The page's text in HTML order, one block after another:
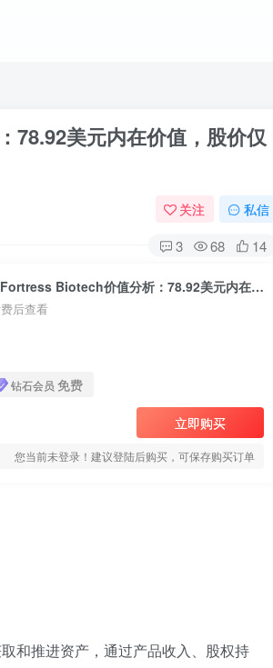
78.92美元内在价值，股价仅
关注 私信
3 68 14
「Fortress Biotech」Fortress Biotech价值分析：78.92美元内在价值，股价仅2.13美元，投资机会？
后查看
钻石会员 免费
立即购买
您当前未登录！建议登陆后购买，可保存购买订单
和推进资产，通过产品收入、股权持